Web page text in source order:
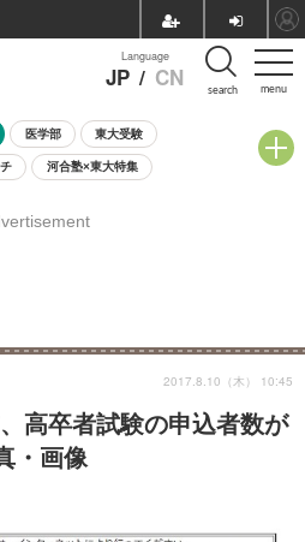
menu
Language
JP / CN search
医学部 東大受験
河合塾×東大特集
学校説明会・相談会
高卒者試験の申込者数が
・画像
2017.8.10（木） 10:45